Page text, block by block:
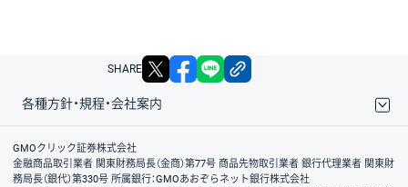
SHARE X facebook
各種方針・規程・会社案内
取引規程・約款
サイトマップ
その他のご案内
個人情報保護方針
最良執行方針
サイトのご利用について
ディスクレイマー
信託保全
リスク説明
会社案内
GMOクリック証券株式会社
金融商品取引業者 関東財務局長（金商）第77号 商品先物取引業者 銀行代理業者 関東財
務局長（銀代）第330号 所属銀行：GMOあおぞらネット銀行株式会社